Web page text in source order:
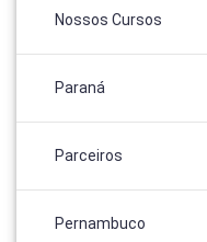
Nossos Cursos
Paraná
Parceiros
Pernambuco